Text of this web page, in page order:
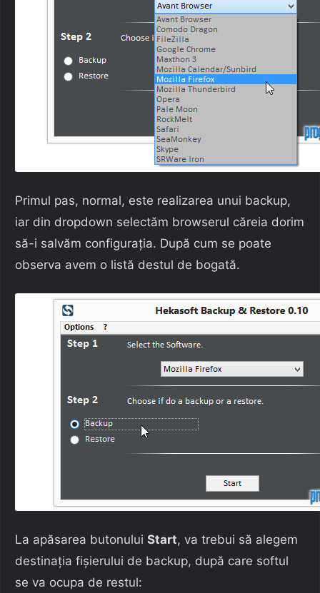
Primul pas, normal, este realizarea unui backup,
iar din dropdown selectăm browserul căreia dorim
să-i salvăm configurația. După cum se poate
observa avem o listă destul de bogată.
La apăsarea butonului Start, va trebui să alegem
destinația fișierului de backup, după care softul
se va ocupa de restul: